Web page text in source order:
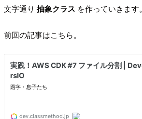
文字通り 抽象クラス を作っていきます。
前回の記事はこちら。